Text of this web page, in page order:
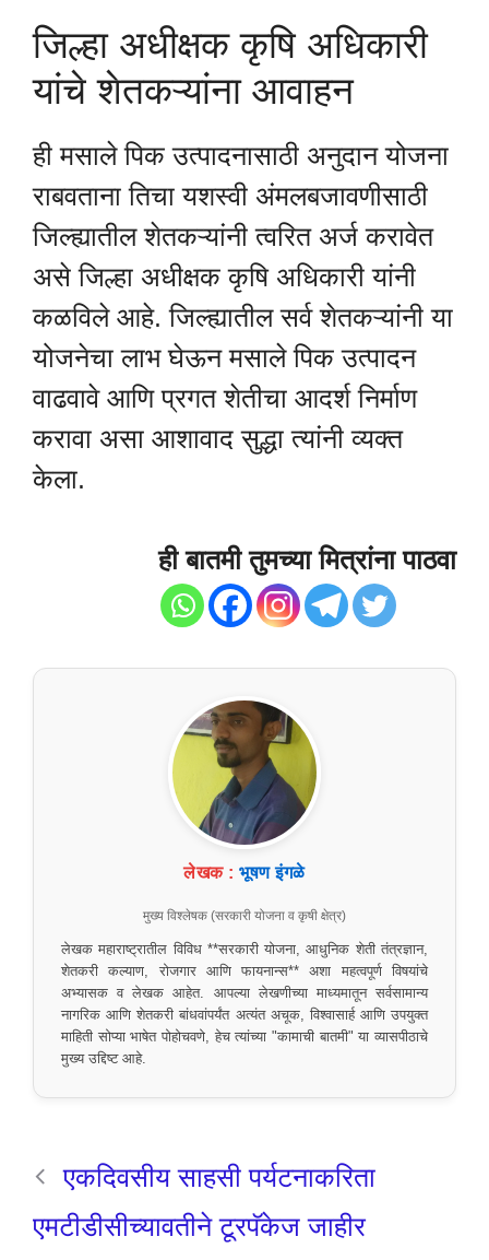
जिल्हा अधीक्षक कृषि अधिकारी
यांचे शेतकऱ्यांना आवाहन
ही मसाले पिक उत्पादनासाठी अनुदान योजना
राबवताना तिचा यशस्वी अंमलबजावणीसाठी
जिल्ह्यातील शेतकऱ्यांनी त्वरित अर्ज करावेत
असे जिल्हा अधीक्षक कृषि अधिकारी यांनी
कळविले आहे. जिल्ह्यातील सर्व शेतकऱ्यांनी या
योजनेचा लाभ घेऊन मसाले पिक उत्पादन
वाढवावे आणि प्रगत शेतीचा आदर्श निर्माण
करावा असा आशावाद सुद्धा त्यांनी व्यक्त
केला.
ही बातमी तुमच्या मित्रांना पाठवा
लेखक : भूषण इंगळे
मुख्य विश्लेषक (सरकारी योजना व कृषी क्षेत्र)
लेखक महाराष्ट्रातील विविध **सरकारी योजना, आधुनिक शेती तंत्रज्ञान,
शेतकरी कल्याण, रोजगार आणि फायनान्स** अशा महत्वपूर्ण विषयांचे
अभ्यासक व लेखक आहेत. आपल्या लेखणीच्या माध्यमातून सर्वसामान्य
नागरिक आणि शेतकरी बांधवांपर्यंत अत्यंत अचूक, विश्वासार्ह आणि उपयुक्त
माहिती सोप्या भाषेत पोहोचवणे, हेच त्यांच्या "कामाची बातमी" या व्यासपीठाचे
मुख्य उद्दिष्ट आहे.
एकदिवसीय साहसी पर्यटनाकरिता
एमटीडीसीच्यावतीने टूरपॅकेज जाहीर